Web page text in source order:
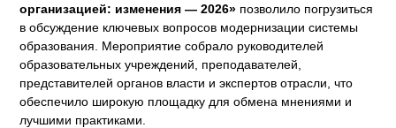
организацией: изменения — 2026» позволило погрузиться
в обсуждение ключевых вопросов модернизации системы
образования. Мероприятие собрало руководителей
образовательных учреждений, преподавателей,
представителей органов власти и экспертов отрасли, что
обеспечило широкую площадку для обмена мнениями и
лучшими практиками.